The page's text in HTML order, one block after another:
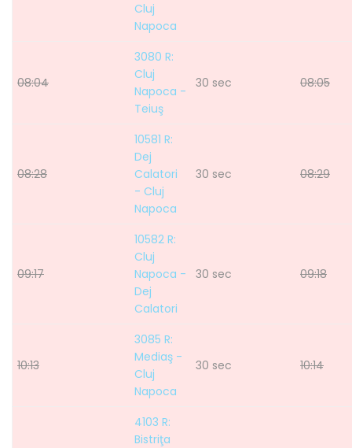
Cluj
Napoca
08:04
3080 R:
Cluj
Napoca -
Teiuş
30 sec 08:05
08:28
10581 R:
Dej
Calatori
- Cluj
Napoca
30 sec 08:29
09:17
10582 R:
Cluj
Napoca -
Dej
Calatori
30 sec 09:18
10:13
3085 R:
Mediaş -
Cluj
Napoca
30 sec 10:14
4103 R:
Bistriţa